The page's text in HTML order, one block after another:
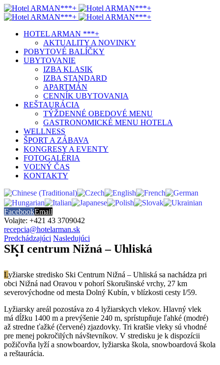
HOTEL ARMAN ***+
AKTUALITY A NOVINKY
POBYTOVÉ BALÍČKY
UBYTOVANIE
IZBA KLASIK
IZBA STANDARD
APARTMÁN
CENNÍK UBYTOVANIA
REŠTAURÁCIA
TÝŽDENNÉ OBEDOVÉ MENU
GASTRONOMICKÉ MENU HOTELA
WELLNESS
ŠPORT A ZÁBAVA
KONGRESY A EVENTY
FOTOGALÉRIA
VOĽNÝ ČAS
KONTAKTY
FacebookEmail
Volajte: +421 43 3709042
recepcia@hotelarman.sk
Predchádzajúci Nasledujúci
SKI centrum Nižná – Uhliská
Lyžiarske stredisko Ski Centrum Nižná – Uhliská sa nachádza pri
obci Nižná nad Oravou v pohorí Skorušinské vrchy, 27 km
severovýchodne od mesta Dolný Kubín, v blízkosti cesty I/59.
Lyžiarsky areál pozostáva zo 4 lyžiarskych vlekov. Hlavný vlek
má dĺžku 1400 m a prevýšenie 240 m, sprístupňuje ľahké (modré)
až stredne ťažké (červené) zjazdovky. Tri kratšie vleky sú vhodné
pre menej pokročilých návštevníkov. V stredisku je k dispozícii
požičovňa lyží a snowboardov, lyžiarska škola, snowboardová škola
a reštaurácia.